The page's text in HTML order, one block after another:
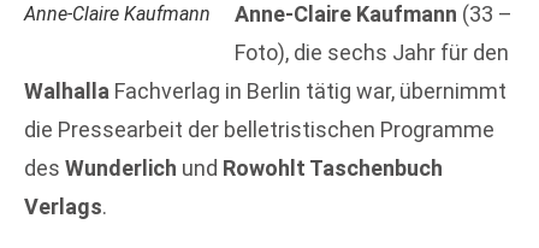
Anne-Claire Kaufmann Anne-Claire Kaufmann (33 –
Foto), die sechs Jahr für den
Walhalla Fachverlag in Berlin tätig war, übernimmt
die Pressearbeit der belletristischen Programme
des Wunderlich und Rowohlt Taschenbuch
Verlags.